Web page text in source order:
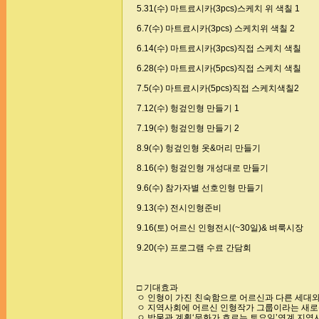
5.31(수) 마트료시카(3pcs)스케치 위 색칠 1
6.7(수) 마트료시카(3pcs) 스케치위 색칠 2
6.14(수) 마트료시카(3pcs)직접 스케치 색칠
6.28(수) 마트료시카(5pcs)직접 스케치 색칠
7.5(수) 마트료시카(5pcs)직접 스케치색칠2
7.12(수) 헝겊인형 만들기 1
7.19(수) 헝겊인형 만들기 2
8.9(수) 헝겊인형 옷&머리 만들기
8.16(수) 헝겊인형 개성대로 만들기
9.6(수) 참가자별 선호인형 만들기
9.13(수) 전시인형준비
9.16(토) 어르신 인형전시(~30일)& 벼룩시장
9.20(수) 프로그램 수료 간담회
□ 기대효과
ㅇ 인형이 가진 친숙함으로 어르신과 다른 세대
ㅇ 지역사회에 어르신 인형작가 그룹이라는 새